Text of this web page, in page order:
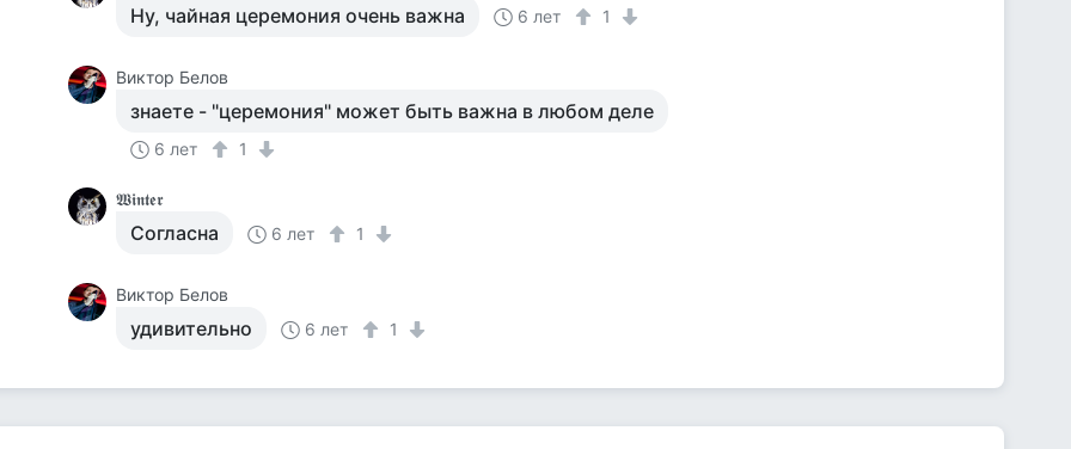
Ну, чайная церемония очень важна 6 лет 1
Виктор Белов
знаете - "церемония" может быть важна в любом деле
6 лет 1
𝖂𝖎𝖓𝖙𝖊𝖗
Согласна 6 лет 1
Виктор Белов
удивительно 6 лет 1